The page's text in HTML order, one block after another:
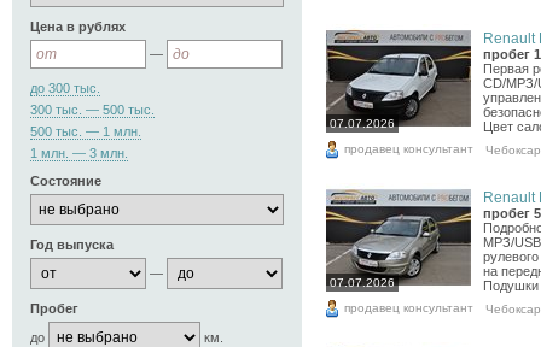
Цена в рублях
—
до 300 тыс.
300 тыс. — 500 тыс.
500 тыс. — 1 млн.
1 млн. — 3 млн.
Состояние
Год выпуска
—
Пробег
до
км.
07.07.2026
Renault
пробег
Первая
CD/МРЗ/
Цвет
продавец консультант
07.07.2026
Renault
пробег
МРЗ/USB
на
Подушки
продавец консультант